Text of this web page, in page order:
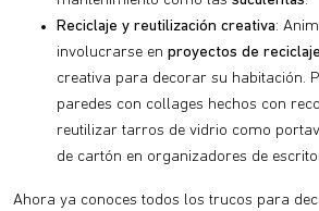
Reciclaje y reutilización creativa:
involucrarse en proyectos de
creativa para decorar su habitación.
paredes con collages hechos con
reutilizar tarros de vidrio como
de cartón en organizadores de
Ahora ya conoces todos los trucos para